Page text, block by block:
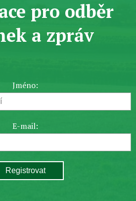
pro odběr
a zpráv
Jméno:
E-mail: